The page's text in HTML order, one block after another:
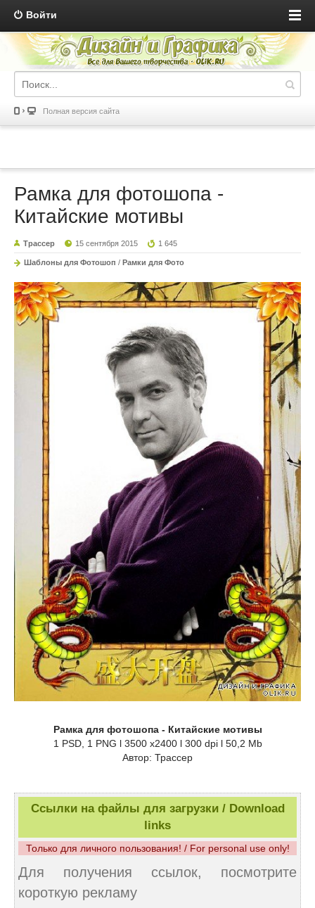
Войти
Полная версия сайта
Рамка для фотошопа -
Китайские мотивы
Трассер 15 сентября 2015 1 645
Шаблоны для Фотошоп / Рамки для Фото
Рамка для фотошопа - Китайские мотивы
1 PSD, 1 PNG l 3500 x2400 l 300 dpi l 50,2 Mb
Автор: Трассер
Ссылки на файлы для загрузки / Download
links
Только для личного пользования! / For personal use only!
Для получения ссылок, посмотрите
короткую рекламу